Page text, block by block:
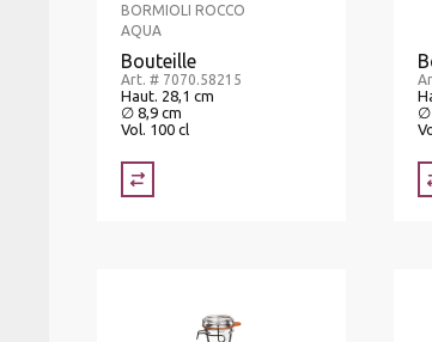
BORMIOLI ROCCO
AQUA
Bouteille
Art. # 7070.58215
Haut. 28,1 cm
∅ 8,9 cm
Vol. 100 cl
∅